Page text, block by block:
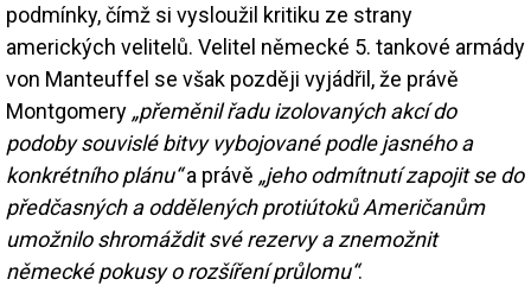
podmínky, čímž si vysloužil kritiku ze strany
amerických velitelů. Velitel německé 5. tankové armády
von Manteuffel se však později vyjádřil, že právě
Montgomery „přeměnil řadu izolovaných akcí do
podoby souvislé bitvy vybojované podle jasného a
konkrétního plánu“a právě „jeho odmítnutí zapojit se do
předčasných a oddělených protiútoků Američanům
umožnilo shromáždit své rezervy a znemožnit
německé pokusy o rozšíření průlomu“.